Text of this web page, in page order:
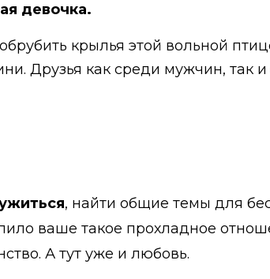
девочка.
крылья этой вольной
Друзья как среди мужчин, так
, найти общие темы для
ваше такое прохладное
А тут уже и любовь.